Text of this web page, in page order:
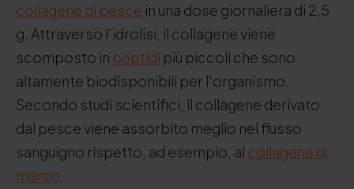
collagene di pesce in una dose giornaliera di 2,5
g. Attraverso l'idrolisi, il collagene viene
scomposto in peptidi più piccoli che sono
altamente biodisponibili per l'organismo.
Secondo studi scientifici, il collagene derivato
dal pesce viene assorbito meglio nel flusso
sanguigno rispetto, ad esempio, al collagene di
manzo.